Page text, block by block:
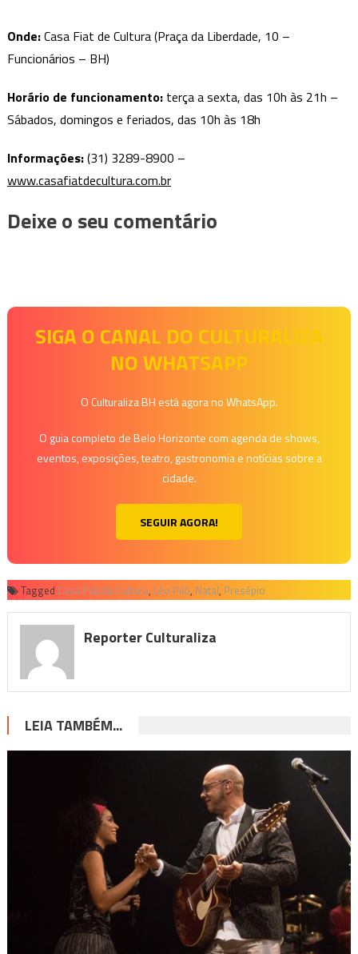
Onde:Casa Fiat de Cultura (Praça da Liberdade, 10 –
Funcionários – BH)
Horário de funcionamento: terça a sexta, das 10h às 21h –
Sábados, domingos e feriados, das 10h às 18h
Informações:(31) 3289-8900 –
www.casafiatdecultura.com.br
Deixe o seu comentário
SIGA O CANAL DO CULTURALIZA
NO WHATSAPP
O Culturaliza BH está agora no WhatsApp.
O guia completo de Belo Horizonte com agenda de shows,
eventos, exposições, teatro, gastronomia e notícias sobre a
cidade.
SEGUIR AGORA!
Tagged Casa Fiat de Cultura, Léo Piló, Natal, Presépio
Reporter Culturaliza
LEIA TAMBÉM...